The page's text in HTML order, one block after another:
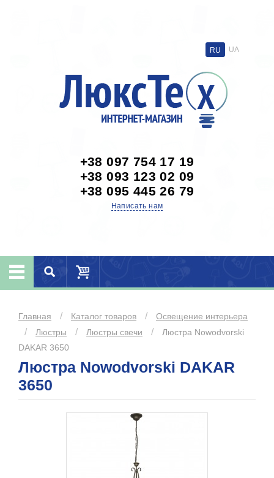
UA
RU
+38 097 754 17 19
+38 093 123 02 09
+38 095 445 26 79
Написать нам
Главная / Каталог товаров / Освещение интерьера
/ Люстры / Люстры свечи /
Люстра Nowodvorski
DAKAR 3650
Люстра Nowodvorski DAKAR
3650